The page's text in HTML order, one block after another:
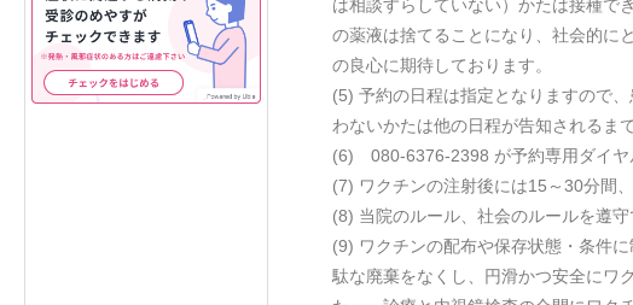
は相談すらしていない）かたは接種で
の薬液は捨てることになり、社会的に
の良心に期待しております。
(5) 予約の日程は指定となりますので
わないかたは他の日程が告知されるま
(6) 080-6376-2398 が予約専用ダイヤ
(7) ワクチンの注射後には15～30分間
(8) 当院のルール、社会のルールを遵
(9) ワクチンの配布や保存状態・条件
駄な廃棄をなくし、円滑かつ安全にワ